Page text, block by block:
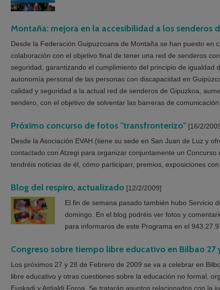
Montaña: mejora en la accesibilidad a los senderos
Desde la Federación Guipuzcoana de Montaña se han puesto en
colaboración con el objetivo final de tener una red de senderos
seguridad, garantizando el cumplimiento del principio de igualdad
autonomía personal de las personas con discapacidad en
calidad y seguridad a la actual red de senderos de Gipuzkoa,
sendero, con el objetivo de solventar las barreras de
Próximo concurso de fotos "transfronterizo" [16/2/
Desde la Asociación EVAH (tiene su sede en San Juan de Luz y
contactado con Atzegi para organizar conjuntamente un
tendréis noticias de él, cómo participarr, premios, exposiciones
Blog del respiro, actualizado [12/2/2009]
El fin de semana pasado también hubo Servicio
domingo. En el blog podréis ver fotos y
para informaros de este Programa en el
Congreso sobre tiempo libre educativo en Bilbao 27
Los próximos 27 y 28 de Febrero de 2009 se va a celebrar en
libre educativo y otras cuestiones sobre la educación no formal,
Euskadi y Astialdi Foroa. Se tratarán asuntos relacionados con la